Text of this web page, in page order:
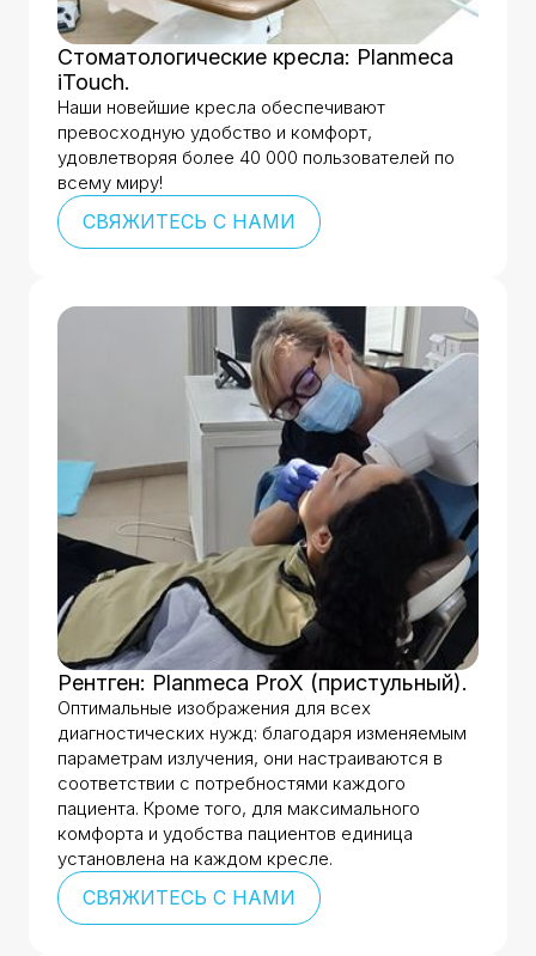
Стоматологические кресла: Planmeca
iTouch.
Наши новейшие кресла обеспечивают
превосходную удобство и комфорт,
удовлетворяя более 40 000 пользователей по
всему миру!
СВЯЖИТЕСЬ С НАМИ
Рентген: Planmeca ProX (пристульный).
Оптимальные изображения для всех
диагностических нужд: благодаря изменяемым
параметрам излучения, они настраиваются в
соответствии с потребностями каждого
пациента. Кроме того, для максимального
комфорта и удобства пациентов единица
установлена на каждом кресле.
СВЯЖИТЕСЬ С НАМИ